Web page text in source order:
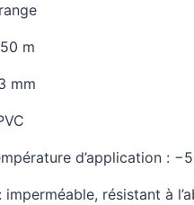
m
mm
d’application :
imperméable, résistant à